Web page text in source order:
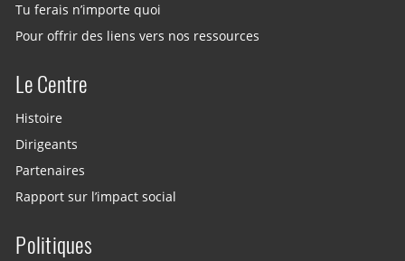
Tu ferais n’importe quoi
Pour offrir des liens vers nos ressources
Le Centre
Histoire
Dirigeants
Partenaires
Rapport sur l’impact social
Politiques